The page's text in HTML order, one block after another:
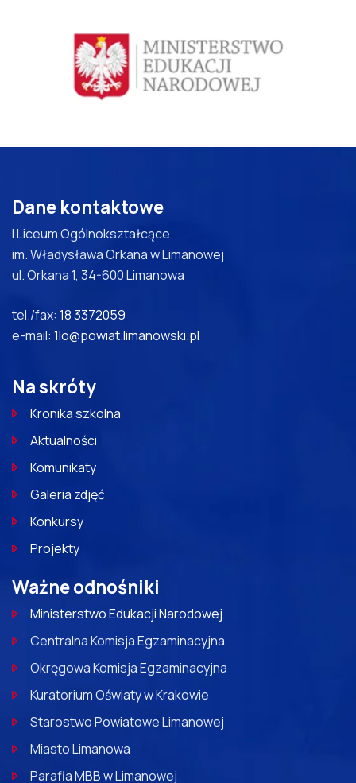
Dane kontaktowe
I Liceum Ogólnokształcące
im. Władysława Orkana w Limanowej
ul. Orkana 1, 34-600 Limanowa
tel./fax: 18 3372059
e-mail: 1lo@powiat.limanowski.pl
Na skróty
Kronika szkolna
Aktualności
Komunikaty
Galeria zdjęć
Konkursy
Projekty
Ważne odnośniki
Ministerstwo Edukacji Narodowej
Centralna Komisja Egzaminacyjna
Okręgowa Komisja Egzaminacyjna
Kuratorium Oświaty w Krakowie
Starostwo Powiatowe Limanowej
Miasto Limanowa
Parafia MBB w Limanowej